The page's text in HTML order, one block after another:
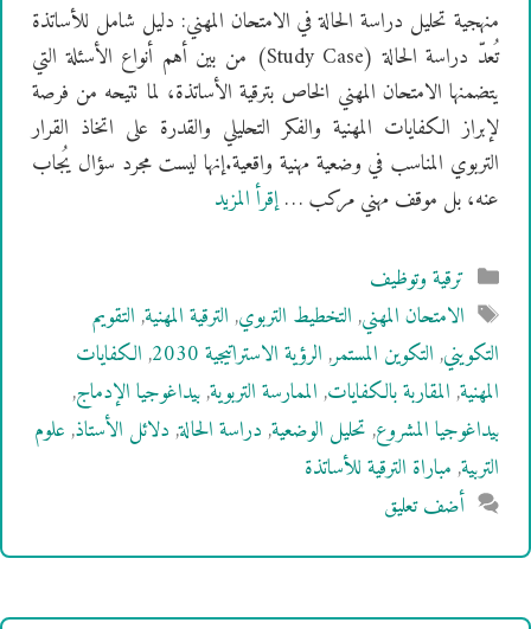
منهجية تحليل دراسة الحالة في الامتحان المهني: دليل شامل للأساتذة
تُعدّ دراسة الحالة (Study Case) من بين أهم أنواع الأسئلة التي
يتضمنها الامتحان المهني الخاص بترقية الأساتذة، لما تتيحه من فرصة
لإبراز الكفايات المهنية والفكر التحليلي والقدرة على اتخاذ القرار
التربوي المناسب في وضعية مهنية واقعية.إنها ليست مجرد سؤال يُجاب
عنه، بل موقف مهني مركب …إقرأ المزيد
التصنيفات
ترقية وتوظيف
الوسوم
الامتحان المهني,التخطيط التربوي,الترقية المهنية,التقويم
التكويني,التكوين المستمر,الرؤية الاستراتيجية 2030 ,الكفايات
المهنية,المقاربة بالكفايات,الممارسة التربوية,بيداغوجيا الإدماج,
بيداغوجيا المشروع,تحليل الوضعية,دراسة الحالة,دلائل الأستاذ,علوم
التربية,مباراة الترقية للأساتذة
أضف تعليق